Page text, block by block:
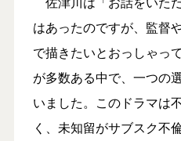
はあったのですが、監督
で描きたいとおっしゃっ
が多数ある中で、一つの
いました。このドラマは
く、未知留がサブスク不